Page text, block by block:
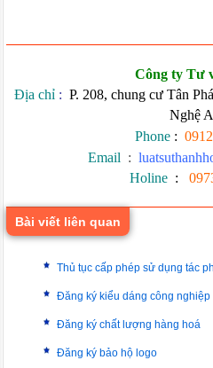
Công ty Tư
Địa chỉ : P. 208, chung cư Tân
Nghệ
Phone:
Email :
Holine :
Bài viết liên quan
Thủ tục cấp phép sử dụng tác
Đăng ký kiểu dáng công nghiệp
Đăng ký chất lượng hàng hoá
Đăng ký bảo hộ logo